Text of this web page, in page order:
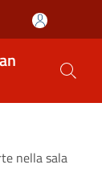
nella sala